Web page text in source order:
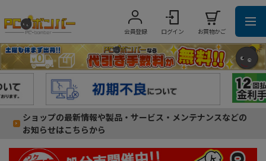
会員登録 ログイン お買物かご
ショップの最新情報や製品・サービス・メンテナンスなどの
お知らせはこちらから